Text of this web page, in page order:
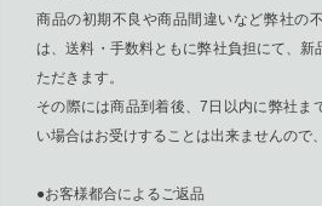
商品の初期不良や商品間違いなど弊社の
は、送料・手数料ともに弊社負担にて、
ただきます。
その際には商品到着後、7日以内に弊社ま
い場合はお受けすることは出来ませんので
●お客様都合によるご返品